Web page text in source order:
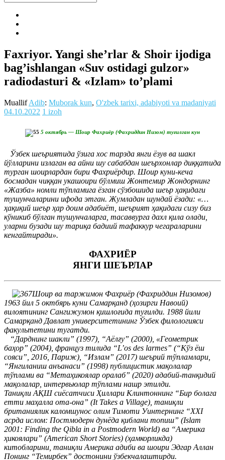
Faxriyor. Yangi she’rlar & Shoir ijodiga
bag’ishlangan «Suv ostidagi gulzor»
radiodasturi & «Izlam» to’plami
MuallifAdib: Muborak kun, O'zbek tarixi, adabiyoti va madaniyati
04.10.2022 1 izoh
5 октябрь — Шоир Фахриёр (Фахриддин Низом) туғилган кун
Ўзбек шеъриятида ўзига хос тарзда янги ёзув ва шакл
йўлларини излаган ва айни шу сабабдан шеърхонлар диққатида
турган шоирлардан бири Фахриёрдир. Шоир куни-кеча
босмадан чиққан укашоири бўлмиш Жонтемир Жондорнинг
«Жазба» номли тўпламига ёзган сўзбошида шеър ҳақидаги
тушунчаларини ифода этган. Жумладан шундай ёзади: «…
ҳақиқий шеър ҳар доим адабиёт, шеърият ҳақидаги сизу биз
кўникиб бўлган тушунчаларга, тасаввурга дахл қила олади,
уларни бузади шу тариқа бадиий тафаккур чегараларини
кенгайтиради».
ФАХРИЁР
ЯНГИ ШЕЪРЛАР
Шоир ва таржимон Фахриёр (Фахриддин Низомов)
1963 йил 5 октбярь куни Самарқанд (ҳозирги Навоий)
вилоятининг Сангижумон қишлоғида туғилди. 1988 йили
Самарқанд Давлат университетининг Ўзбек филологияси
факультетини тугатди.
“Дарднинг шакли” (1997), “Аёлғу” (2000), «Геометрик
баҳор” (2004), француз тилида “L’os des larmes” (“Кўз ёш
сояси”, 2016, Париж), “Излам” (2017) шеърий тўпламлари,
“Янгиланиш анъанаси” (1998) публицистик мақолалар
тўплами ва “Метаҳикоялар оралаб” (2020) адабий-танқидий
мақолалар, интервьюлар тўплами нашр этилди.
Таниқли АҚШ сиёсатчиси Ҳиллари Клинтоннинг “Бир болага
етти маҳалла ота-она” (It Takes a Village), таниқли
британиялик каломшунос олим Тимоти Уинтернинг “XXI
асрда ислом: Постмодерн дунёда қиблани топиш” (Islam
2001: Finding the Qibla in a Postmodern World) ва “Америка
ҳикоялари” (American Short Stories) (ҳамкорликда)
китобларини, таниқли Америка адиби ва шоири Эдгар Аллан
Понинг “Темирбек” достонини ўзбекчалаштирди.